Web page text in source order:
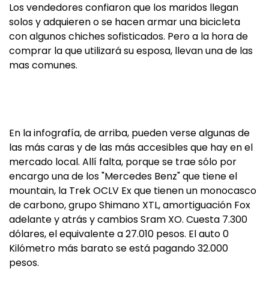
Los vendedores confiaron que los maridos llegan
solos y adquieren o se hacen armar una bicicleta
con algunos chiches sofisticados. Pero a la hora de
comprar la que utilizará su esposa, llevan una de las
mas comunes.
En la infografía, de arriba, pueden verse algunas de
las más caras y de las más accesibles que hay en el
mercado local. Allí falta, porque se trae sólo por
encargo una de los "Mercedes Benz" que tiene el
mountain, la Trek OCLV Ex que tienen un monocasco
de carbono, grupo Shimano XTL, amortiguación Fox
adelante y atrás y cambios Sram XO. Cuesta 7.300
dólares, el equivalente a 27.010 pesos. El auto 0
Kilómetro más barato se está pagando 32.000
pesos.